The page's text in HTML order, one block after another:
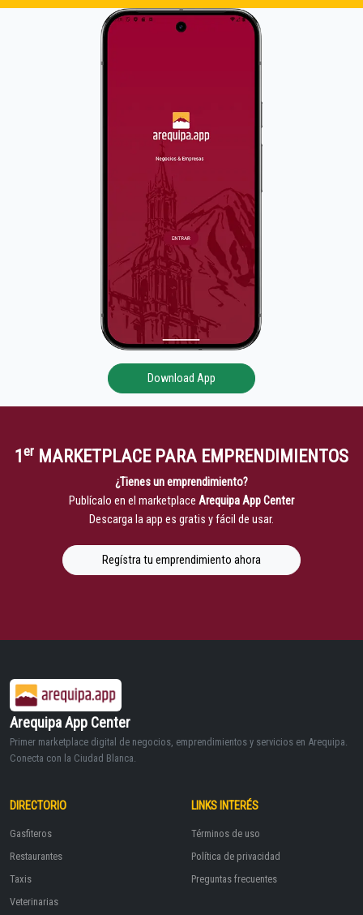
Download App
1er MARKETPLACE PARA EMPRENDIMIENTOS
¿Tienes un emprendimiento?
Publícalo en el marketplace Arequipa App Center
Descarga la app es gratis y fácil de usar.
Regístra tu emprendimiento ahora
Arequipa App Center
Primer marketplace digital de negocios, emprendimientos y servicios en Arequipa.
Conecta con la Ciudad Blanca.
DIRECTORIO
Gasfiteros
Restaurantes
Taxis
Veterinarias
LINKS INTERÉS
Términos de uso
Política de privacidad
Preguntas frecuentes